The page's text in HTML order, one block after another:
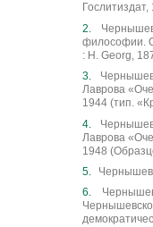
философии.
: H. Georg,
Лаврова
1944 (тип.
Лаврова
1948